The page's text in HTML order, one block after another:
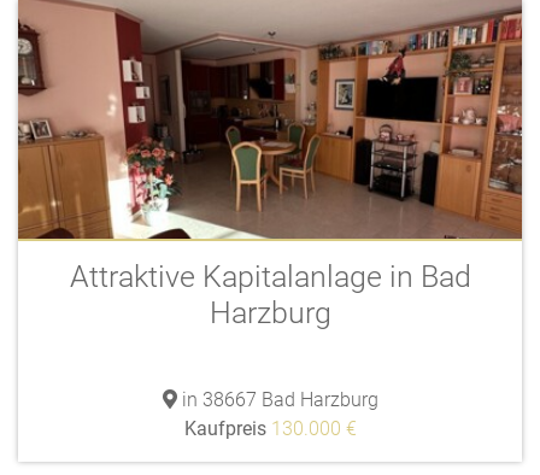
Attraktive Kapitalanlage in Bad
Harzburg
in 38667 Bad Harzburg
Kaufpreis 130.000 €